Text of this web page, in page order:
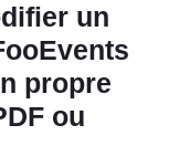
Spanish
Italian
Portuguese
Polish
un
propre
ou